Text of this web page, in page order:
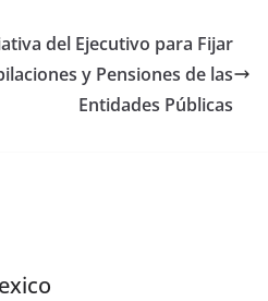
del Ejecutivo para Fijar
y Pensiones de las
Entidades Públicas